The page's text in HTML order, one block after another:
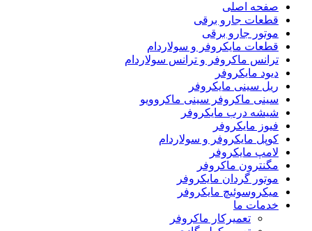
صفحه اصلی
قطعات جارو برقی
موتور جارو برقی
قطعات مایکروفر و سولاردام
ترانس ماکروفر و ترانس سولاردام
دیود مایکروفر
ریل سینی مایکروفر
سینی ماکروفر سینی ماکروویو
شیشه درب مایکروفر
فیوز مایکروفر
کوپل مایکروفر و سولاردام
لامپ مایکروفر
مگنترون ماکروفر
موتور گردان مایکروفر
میکروسوئیچ مایکروفر
خدمات ما
تعمیرکار ماکروفر